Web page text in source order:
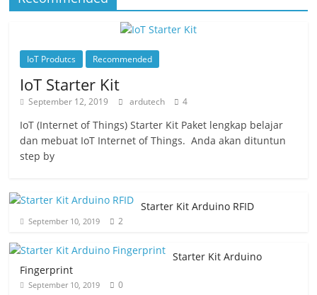
IoT Produtcs Recommended
IoT Starter Kit
September 12, 2019 ardutech 4
IoT (Internet of Things) Starter Kit Paket lengkap belajar
dan mebuat IoT Internet of Things. Anda akan dituntun
step by
Starter Kit Arduino RFID
September 10, 2019 2
Starter Kit Arduino
Fingerprint
September 10, 2019 0